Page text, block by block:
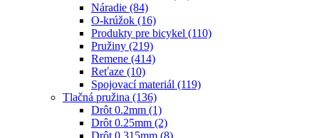
Náradie (84)
O-krúžok (16)
Produkty pre bicykel (110)
Pružiny (219)
Remene (414)
Reťaze (10)
Spojovací materiál (119)
Tlačná pružina (136)
Drôt 0.2mm (1)
Drôt 0.25mm (2)
Drôt 0.315mm (8)